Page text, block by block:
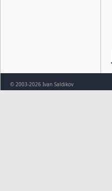
© 2003-2026 Ivan Saldikov